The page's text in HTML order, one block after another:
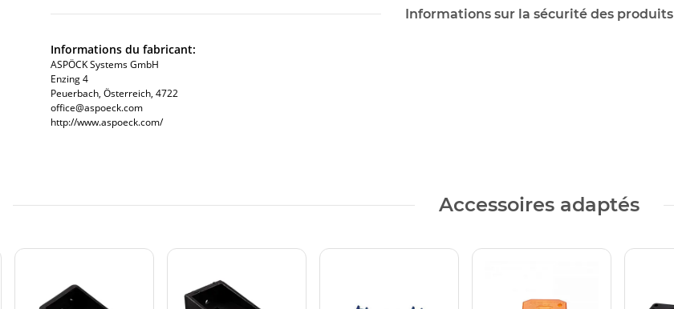
Informations sur la sécurité des produits
Informations du fabricant:
ASPÖCK Systems GmbH
Enzing 4
Peuerbach, Österreich, 4722
office@aspoeck.com
http://www.aspoeck.com/
Accessoires adaptés